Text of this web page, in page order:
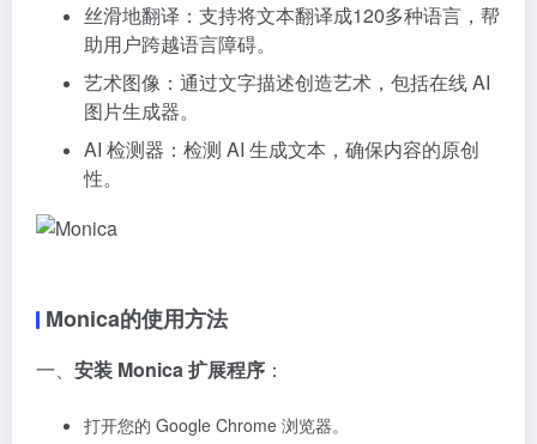
丝滑地翻译：支持将文本翻译成120多种语言，帮
助用户跨越语言障碍。
艺术图像：通过文字描述创造艺术，包括在线 AI
图片生成器。
AI 检测器：检测 AI 生成文本，确保内容的原创
性。
Monica的使用方法
一、 安装 Monica 扩展程序 ：
打开您的 Google Chrome 浏览器。